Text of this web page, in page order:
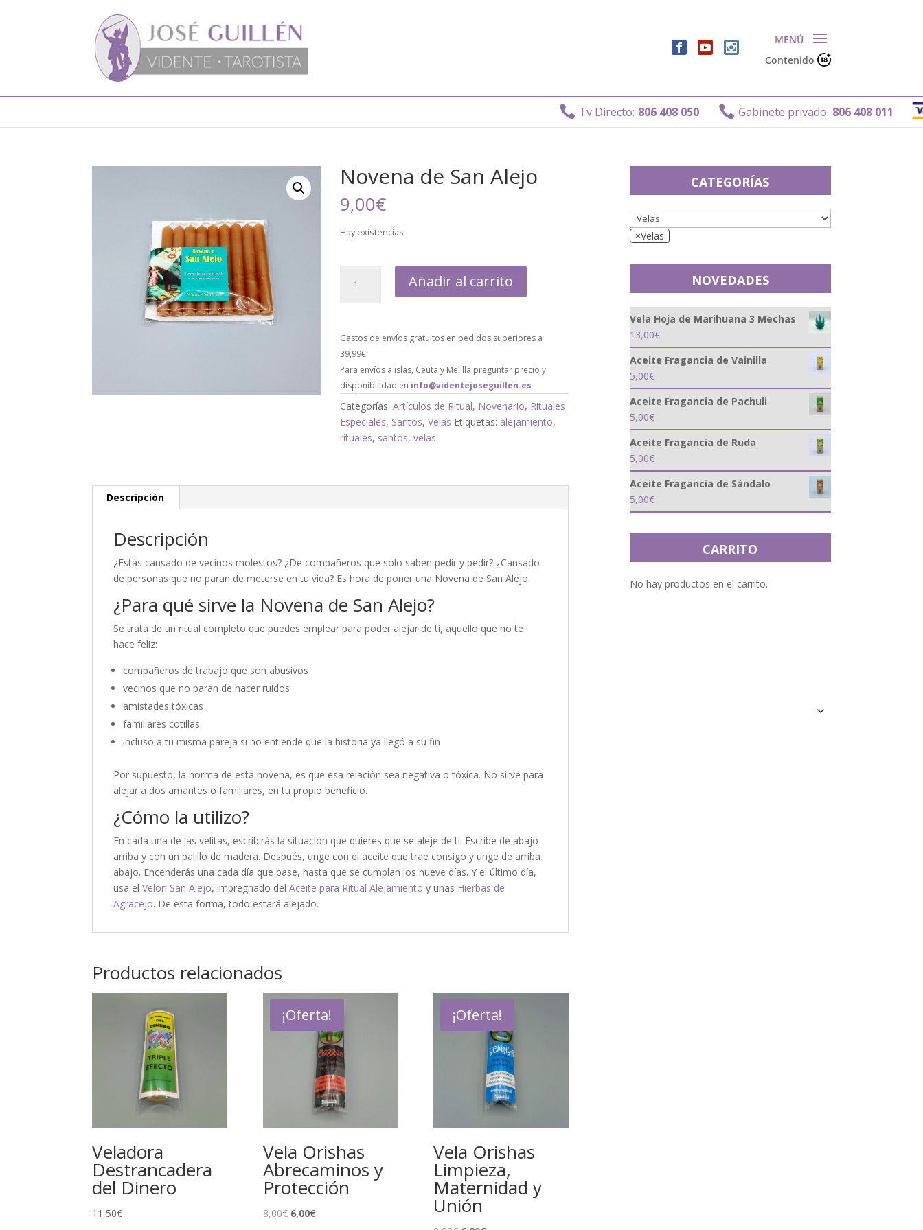
Contenido
 Tv Directo: 806 408 050  Gabinete privado: 806 408 011
Novena de San Alejo
9,00€
Hay existencias
Añadir al carrito
Gastos de envíos gratuitos en pedidos superiores a
39,99€.
Para envíos a islas, Ceuta y Melilla preguntar precio y
disponibilidad en info@videntejoseguillen.es
Categorías:Artículos de Ritual, Novenario, Rituales
Especiales, Santos,Velas Etiquetas: alejamiento,
rituales, santos,velas
Descripción
Descripción
¿Estás cansado de vecinos molestos? ¿De compañeros que solo saben pedir y pedir? ¿Cansado
de personas que no paran de meterse en tu vida? Es hora de poner una Novena de San Alejo.
¿Para qué sirve la Novena de San Alejo?
Se trata de un ritual completo que puedes emplear para poder alejar de ti, aquello que no te
hace feliz:
compañeros de trabajo que son abusivos
vecinos que no paran de hacer ruidos
amistades tóxicas
familiares cotillas
incluso a tu misma pareja si no entiende que la historia ya llegó a su fin
Por supuesto, la norma de esta novena, es que esa relación sea negativa o tóxica. No sirve para
alejar a dos amantes o familiares, en tu propio beneficio.
¿Cómo la utilizo?
En cada una de las velitas, escribirás la situación que quieres que se aleje de ti. Escribe de abajo
arriba y con un palillo de madera. Después, unge con el aceite que trae consigo y unge de arriba
abajo. Encenderás una cada día que pase, hasta que se cumplan los nueve días. Y el último día,
usa elVelón San Alejo, impregnado delAceite para Ritual Alejamiento y unas Hierbas de
Agracejo. De esta forma, todo estará alejado.
Productos relacionados
Veladora
Destrancadera
del Dinero
11,50€
¡Oferta!
Vela Orishas
Abrecaminos y
Protección
8,00€ El
6,00€El
¡Oferta!
Vela Orishas
Limpieza,
Maternidad y
Unión
CATEGORÍAS
×Velas
NOVEDADES
Vela Hoja de Marihuana 3 Mechas
13,00€
Aceite Fragancia de Vainilla
5,00€
Aceite Fragancia de Pachuli
5,00€
Aceite Fragancia de Ruda
5,00€
Aceite Fragancia de Sándalo
5,00€
CARRITO
No hay productos en el carrito.